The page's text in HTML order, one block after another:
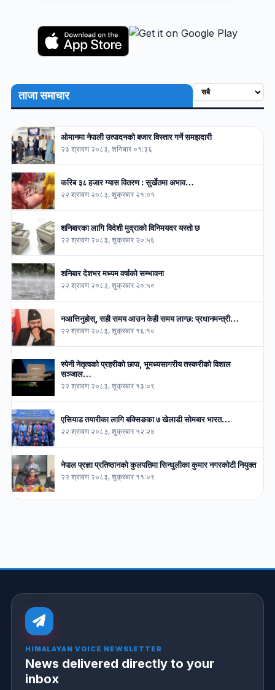
ताजा समाचार
ओमानमा नेपाली उत्पादनको बजार विस्तार गर्ने समझदारी
२३ श्रावण २०८३, शनिबार ०१:३६
करिब ३८ हजार ग्यास वितरण : सुर्खेतमा अभाव…
२२ श्रावण २०८३, शुक्रबार २१:०१
शनिबारका लागि विदेशी मुद्राको विनिमयदर यस्तो छ
२२ श्रावण २०८३, शुक्रबार २०:५६
शनिबार देशभर मध्यम वर्षाको सम्भावना
२२ श्रावण २०८३, शुक्रबार २०:५०
नआत्तिनुहोस्, सही समय आउन केही समय लाग्छ: प्रधानमन्त्री…
२२ श्रावण २०८३, शुक्रबार १६:१०
स्पेनी नेतृत्वको प्रहरीको छापा, भूमध्यसागरीय तस्करीको विशाल
सञ्जाल…
२२ श्रावण २०८३, शुक्रबार १३:०९
एसियाड तयारीका लागि बक्सिङका ७ खेलाडी सोमबार भारत…
२२ श्रावण २०८३, शुक्रबार १२:२४
नेपाल प्रज्ञा प्रतिष्ठानको कुलपतिमा सिन्धुलीका कुमार नगरकोटी नियुक्त
२२ श्रावण २०८३, शुक्रबार ११:०९
HIMALAYAN VOICE NEWSLETTER
News delivered directly to your
inbox